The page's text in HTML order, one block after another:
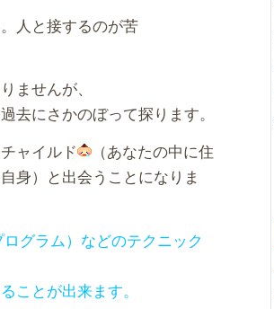
人と接するのが苦
ませんが、
去にさかのぼって探ります。
ャイルド
（あなたの中に住
身）と出会うことになりま
グラム）などのテクニック
ことが出来ます。